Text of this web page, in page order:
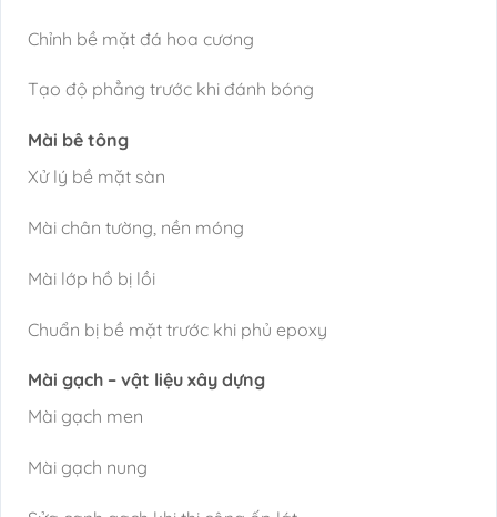
Chỉnh bề mặt đá hoa cương
Tạo độ phẳng trước khi đánh bóng
Mài bê tông
Xử lý bề mặt sàn
Mài chân tường, nền móng
Mài lớp hồ bị lồi
Chuẩn bị bề mặt trước khi phủ epoxy
Mài gạch – vật liệu xây dựng
Mài gạch men
Mài gạch nung